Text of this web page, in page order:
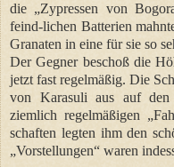
die „Zypressen von
feind-lichen Batterien
Granaten in eine für sie so
Der Gegner beschoß die
jetzt fast regelmäßig. Die
von Karasuli aus auf den
ziemlich regelmäßigen
schaften legten ihm den
„Vorstellungen“ waren